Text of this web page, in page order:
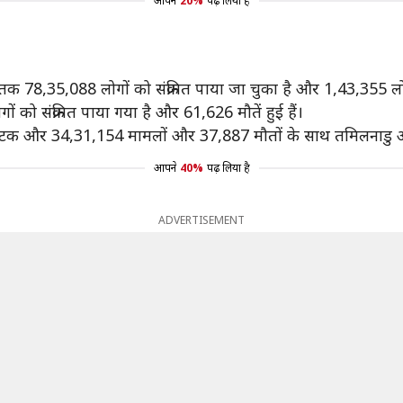
78,35,088 लोगों को संक्रमित पाया जा चुका है और 1,43,355
को संक्रमित पाया गया है और 61,626 मौतें हुई हैं।
और 34,31,154 मामलों और 37,887 ​मौतों के साथ तमिलनाडु
आपने 40% पढ़ लिया है
ADVERTISEMENT